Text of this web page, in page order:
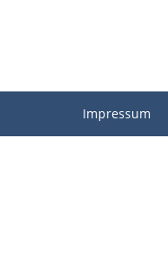
Impressum